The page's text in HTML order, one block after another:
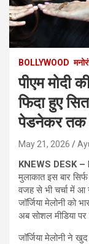
BOLLYWOOD
पीएम मोदी
फिदा हुए
पेडनेकर तक
May 21, 2026
KNEWS DESK –
मुलाकात इस बार
वजह से भी चर्चा में आ
जॉर्जिया मेलोनी को
अब सोशल मीडिया
जॉर्जिया मेलोनी ने